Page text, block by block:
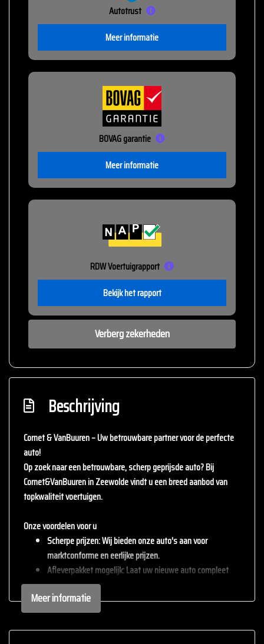
Autotrust
Meer informatie
BOVAG garantie
Meer informatie
RDW Voertuigrapport
Bekijk het rapport
Verberg zekerheden
Beschrijving
Cornet & VanBuuren – Uw betrouwbare partner voor de perfecte
auto!
Op zoek naar een betrouwbare, scherp geprijsde auto? Bij
Cornet&VanBuurenin Zeewolde vindt u een breed aanbod van
topkwaliteit voertuigen.
Onze voordelen voor u
Scherpe prijzen: Wij bieden onze auto's aan voor
marktconforme en eerlijke prijzen.
Afleverpakket mogelijk: Laat uw nieuwe auto compleet
afleveren met één van onze afleverpakketten (tegen
meerprijs).
Inruil mogelijk: Wij staan open voor uw huidige auto – inruil
is altijd bespreekbaar.
Meer informatie